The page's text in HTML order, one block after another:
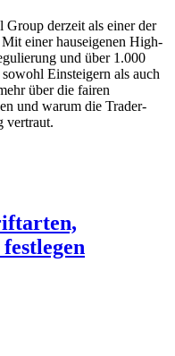
derzeit als einer der
einer hauseigenen High-
und über 1.000
Einsteigern als auch
über die fairen
und warum die Trader-
vertraut.